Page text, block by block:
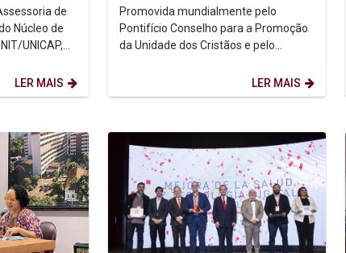
de
Núcleo de
UNICAP,
LER MAIS
Promovida mundialmente pelo
Pontifício Conselho para a Promoção
da Unidade dos Cristãos e pelo
Semana de Oração pela Unidade...
LER MAIS